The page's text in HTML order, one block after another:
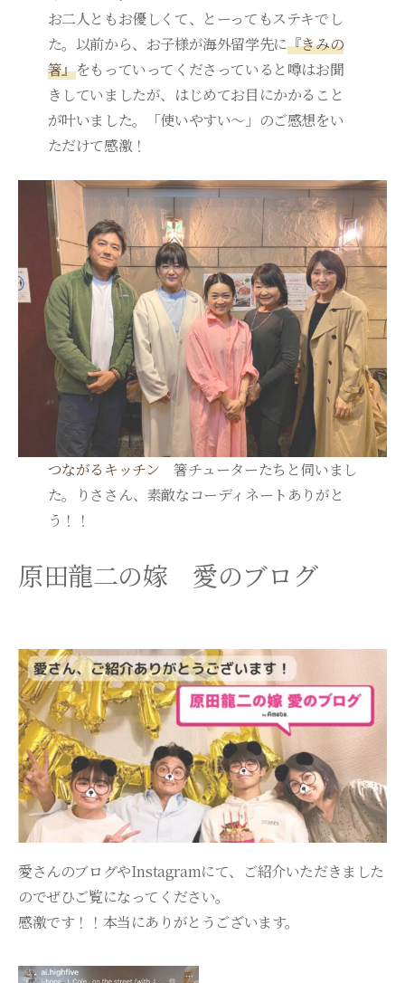
お二人ともお優しくて、とーってもステキでし
た。以前から、お子様が海外留学先に『きみの
箸』をもっていってくださっていると噂はお聞
きしていましたが、はじめてお目にかかること
が叶いました。「使いやすい～」のご感想をい
ただけて感激！
つながるキッチン 箸チューターたちと伺いまし
た。りささん、素敵なコーディネートありがと
う！！
原田龍二の嫁 愛のブログ
愛さんのブログやInstagramにて、ご紹介いただきました
のでぜひご覧になってください。
感激です！！本当にありがとうございます。